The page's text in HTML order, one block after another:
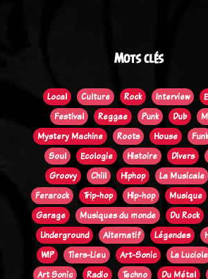
Mots clés
Local Culture Rock Interview
Festival
Reggae Punk Dub
Mystery Machine
Roots House Funk
Soul
Ecologie Histoire Divers
Groovy
Chill Hiphop La Musicale
Ferarock
Trip-hop Hip-hop Musique
Garage
Musiques du monde Du Rock
Underground
Alternatif Légendes
WIP
Tiers-Lieu Art-Sonic La Luciole
Art Sonic
Radio Techno Du Métal